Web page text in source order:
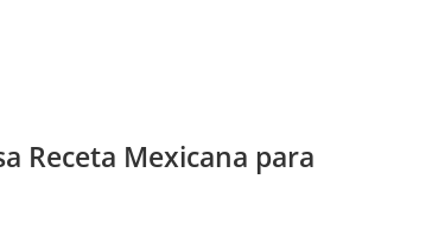
Receta Mexicana para